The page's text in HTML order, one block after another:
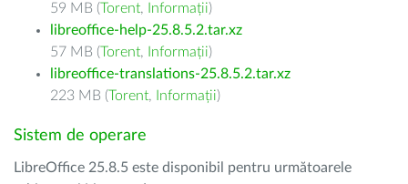
59 MB (Torent, Informații)
libreoffice-help-25.8.5.2.tar.xz
57 MB (Torent, Informații)
libreoffice-translations-25.8.5.2.tar.xz
223 MB (Torent, Informații)
Sistem de operare
LibreOffice 25.8.5 este disponibil pentru următoarele